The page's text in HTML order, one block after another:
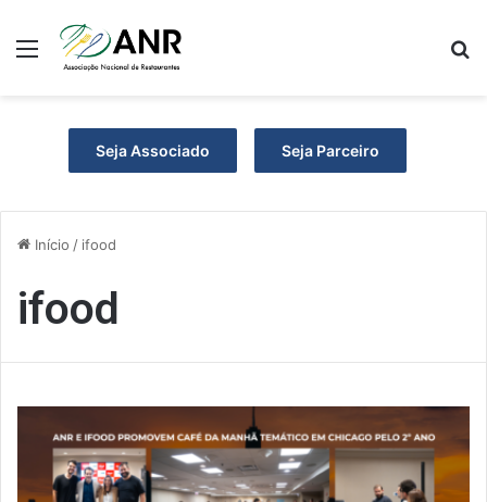
Menu
Seja Associado Seja Parceiro
Início / ifood
ifood